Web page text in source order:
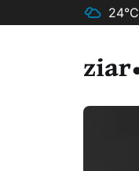
24°C